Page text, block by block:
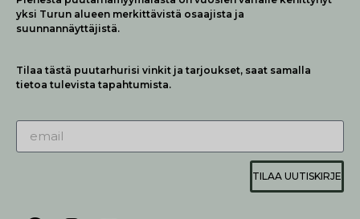
yksi Turun alueen merkittävistä osaajista ja
suunnannäyttäjistä.
Tilaa tästä puutarhurisi vinkit ja tarjoukset, saat samalla
tietoa tulevista tapahtumista.
TILAA UUTISKIRJE